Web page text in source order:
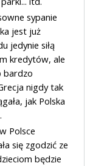
sypanie
jest już
jedynie siłą
kredytów, ale
bardzo
nigdy tak
jak Polska
Polsce
się zgodzić ze
będzie